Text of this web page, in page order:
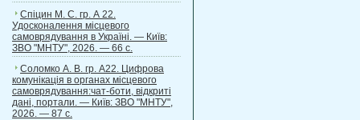
Спіцин М. С. гр. А 22.
Удосконалення місцевого
самоврядування в Україні. — Київ:
ЗВО "МНТУ", 2026. — 66 с.
Соломко А. В. гр. А22. Цифрова
комунікація в органах місцевого
самоврядування:чат-боти, відкриті
дані, портали. — Київ: ЗВО "МНТУ",
2026. — 87 с.